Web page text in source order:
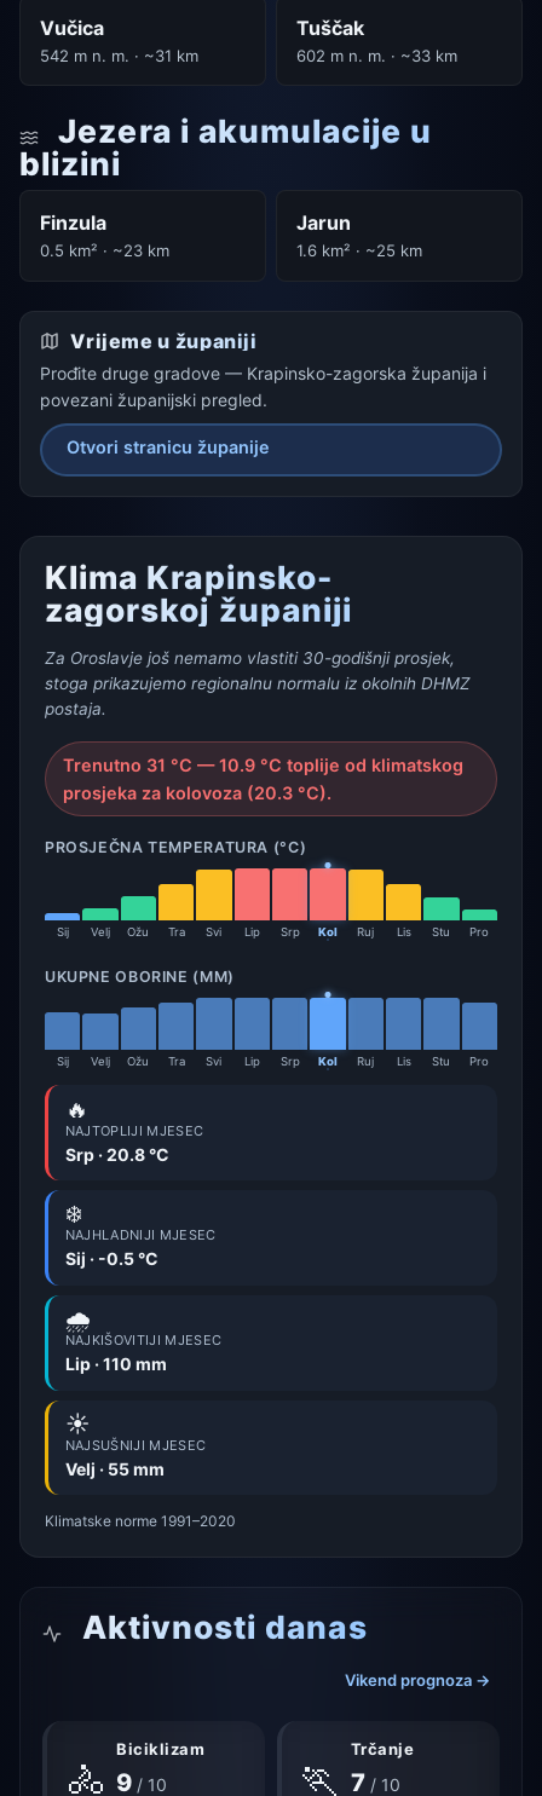
Vučica
542 m n. m. · ~31 km
Tuščak
602 m n. m. · ~33 km
Jezera i akumulacije u
blizini
Finzula
0.5 km² · ~23 km
Jarun
1.6 km² · ~25 km
Vrijeme u županiji
Prođite druge gradove — Krapinsko-zagorska županija i
povezani županijski pregled.
Otvori stranicu županije
Klima Krapinsko-
zagorskoj županiji
Za Oroslavje još nemamo vlastiti 30-godišnji prosjek,
stoga prikazujemo regionalnu normalu iz okolnih DHMZ
postaja.
Trenutno 31 °C — 10.9 °C toplije od klimatskog
prosjeka za kolovoza (20.3 °C).
PROSJEČNA TEMPERATURA (°C)
Sij Velj Ožu Tra Svi Lip Srp Kol Ruj Lis Stu Pro
UKUPNE OBORINE (MM)
Sij Velj Ožu Tra Svi Lip Srp Kol Ruj Lis Stu Pro
🔥
NAJTOPLIJI MJESEC
Srp · 20.8 °C
❄️
NAJHLADNIJI MJESEC
Sij · -0.5 °C
🌧️
NAJKIŠOVITIJI MJESEC
Lip · 110 mm
☀️
NAJSUŠNIJI MJESEC
Velj · 55 mm
Klimatske norme 1991–2020
Aktivnosti danas
Vikend prognoza →
🚴
Biciklizam
9 / 10 🏃
Trčanje
7 / 10